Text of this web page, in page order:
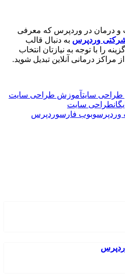
و درمان در وردپرس که معرفی
وردپرس به دنبال قالب
را با توجه به نیازتان انتخاب
مراکز درمانی آنلاین تبدیل شوید.
سایتآموزش طراحی سایت
طراحی سایت
وردپرسوبوب فارسوردپرس